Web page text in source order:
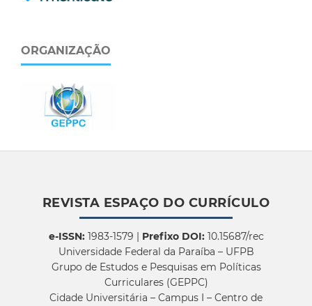
ORGANIZAÇÃO
REVISTA ESPAÇO DO CURRÍCULO
e-ISSN:1983-1579 | Prefixo DOI:10.15687/rec
Universidade Federal da Paraíba – UFPB
Grupo de Estudos e Pesquisas em Políticas
Curriculares (GEPPC)
Cidade Universitária – Campus I – Centro de